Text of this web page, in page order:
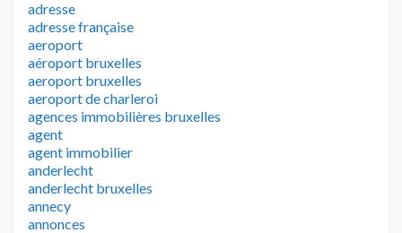
adresse
adresse française
aeroport
aéroport bruxelles
aeroport bruxelles
aeroport de charleroi
agences immobilières bruxelles
agent
agent immobilier
anderlecht
anderlecht bruxelles
annecy
annonces